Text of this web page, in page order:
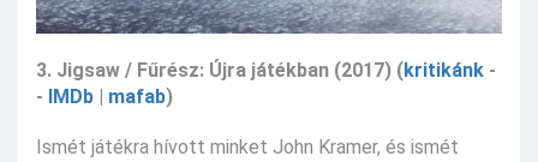
3. Jigsaw / Fűrész: Újra játékban (2017) (kritikánk -
- IMDb | mafab)
Ismét játékra hívott minket John Kramer, és ismét